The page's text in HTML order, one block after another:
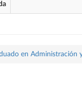
en Administración